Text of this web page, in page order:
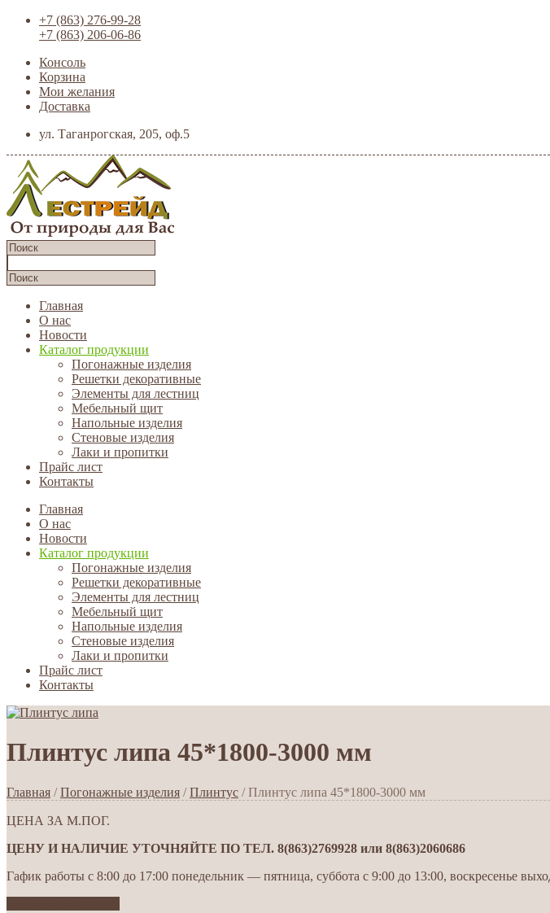
+7 (863) 276-99-28
+7 (863) 206-06-86
Консоль
Корзина
Мои желания
Доставка
ул. Таганрогская, 205, оф.5
Главная
О нас
Новости
Каталог продукции
Погонажные изделия
Решетки декоративные
Элементы для лестниц
Мебельный щит
Напольные изделия
Стеновые изделия
Лаки и пропитки
Прайс лист
Контакты
Главная
О нас
Новости
Каталог продукции
Погонажные изделия
Решетки декоративные
Элементы для лестниц
Мебельный щит
Напольные изделия
Стеновые изделия
Лаки и пропитки
Прайс лист
Контакты
Плинтус липа 45*1800-3000 мм
Главная /Погонажные изделия /Плинтус / Плинтус липа 45*1800-3000 мм
ЦЕНА ЗА М.ПОГ.
ЦЕНУ И НАЛИЧИЕ УТОЧНЯЙТЕ ПО ТЕЛ. 8(863)2769928 или 8(863)2060686
Гафик работы с 8:00 до 17:00 понедельник — пятница, суббота с 9:00 до 13:00, воскресенье